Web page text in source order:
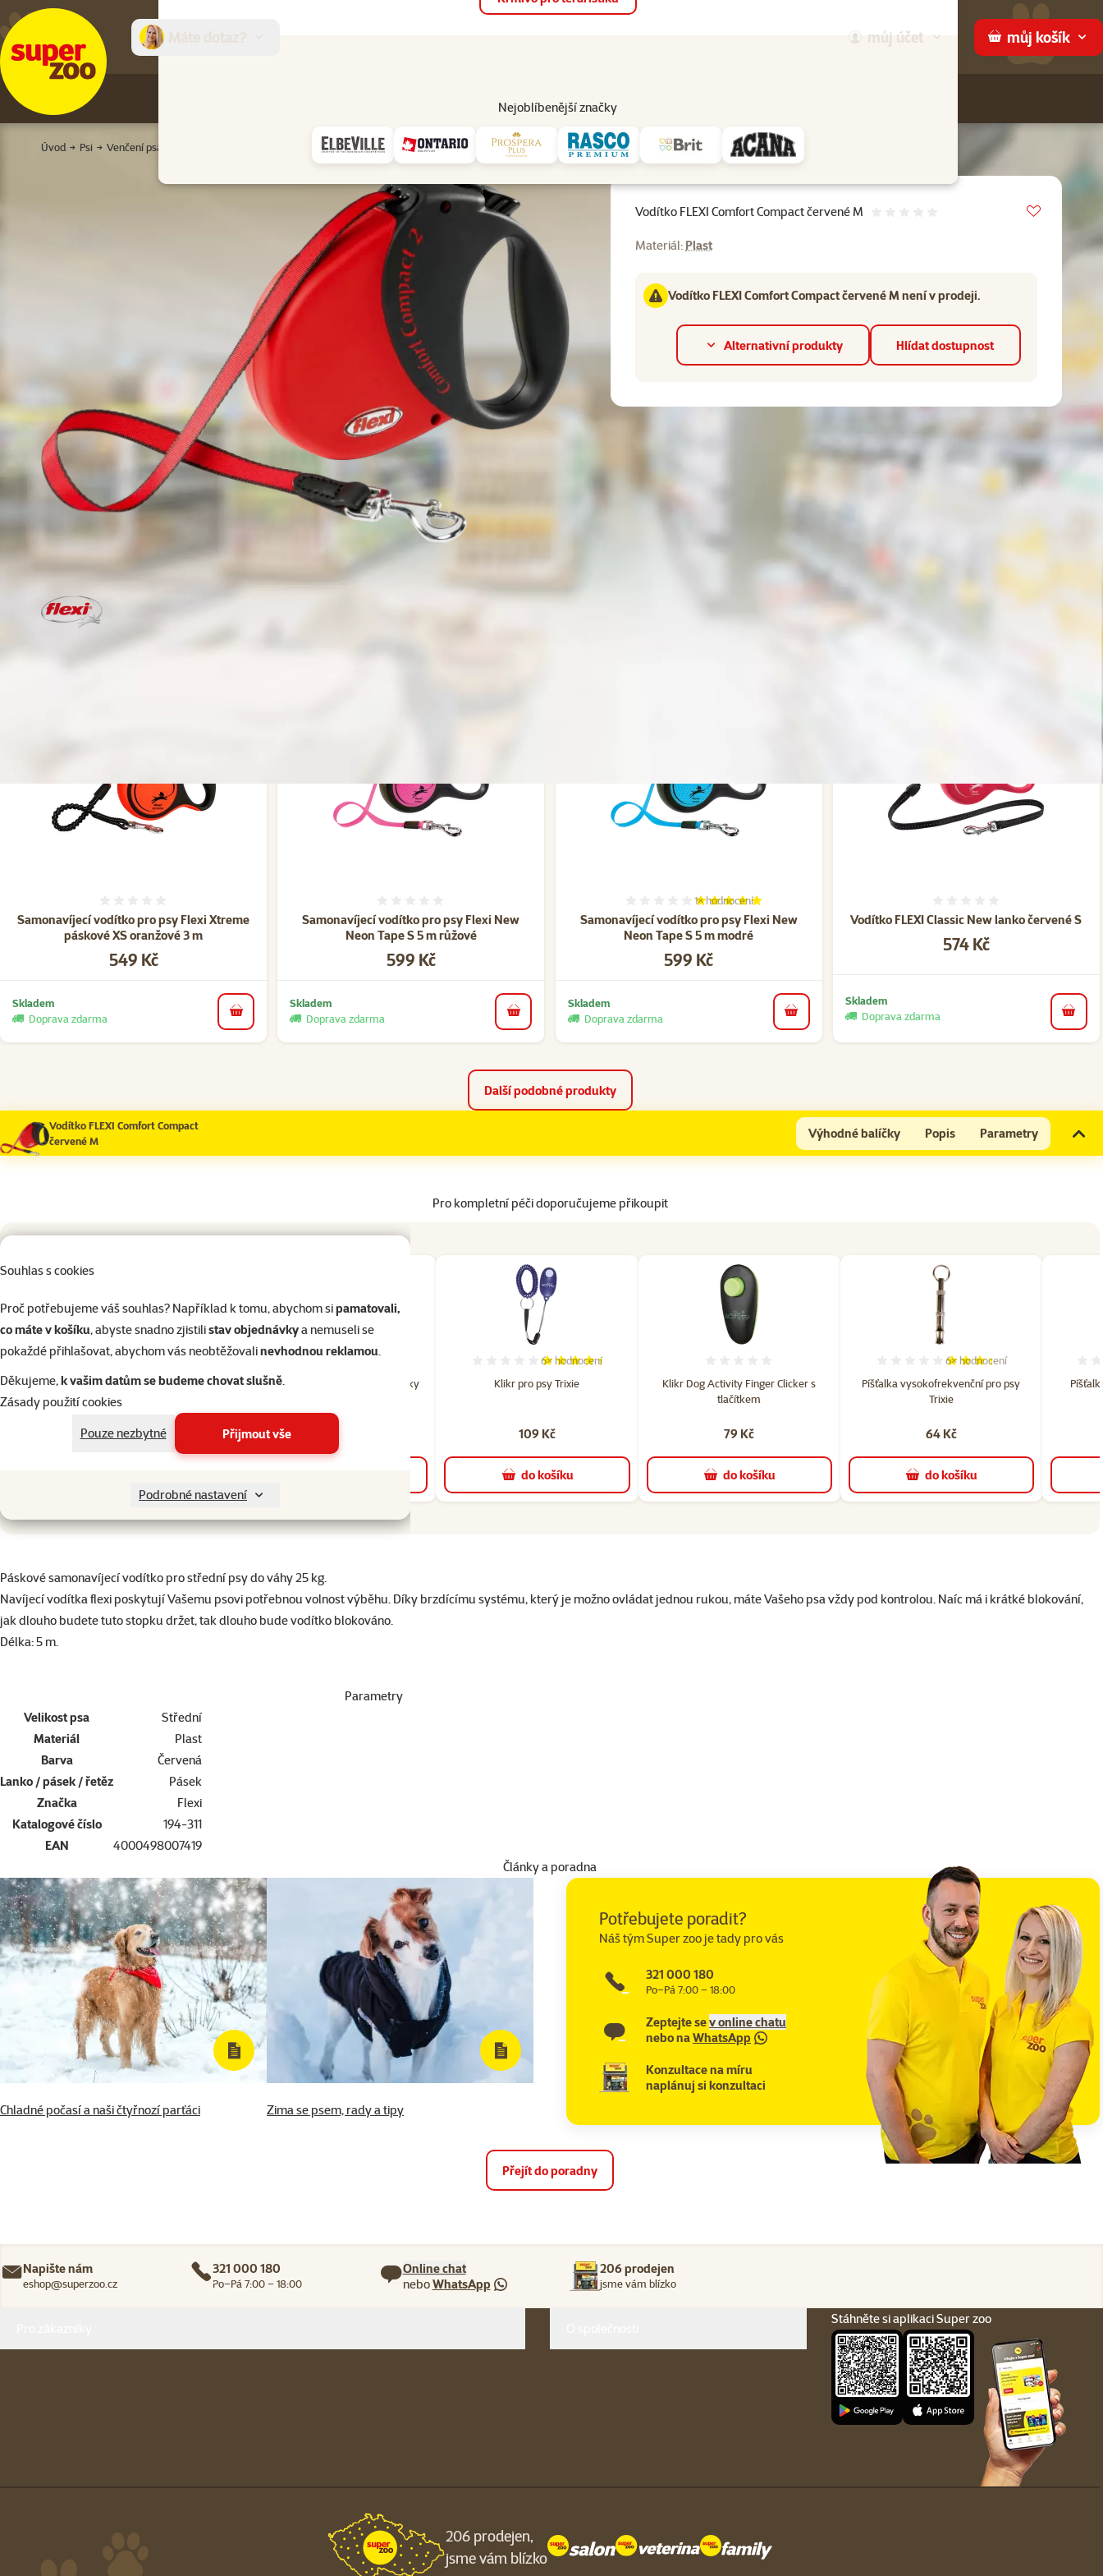
Souhlas s cookies
Proč potřebujeme váš souhlas? Například k tomu, abychom sipamatovali,
co máte v košíku, abyste snadno zjistilistav objednávkya nemuseli se
pokaždé přihlašovat, abychom vás neobtěžovalinevhodnou reklamou.
Děkujeme,k vašim datům se budeme chovat slušně.
Zásady použití cookies
Pouze nezbytné
Přijmout vše
Podrobné nastavení
můj účet můj košík
Nejoblíbenější značky
Prodejny Služby
Úvod Psi Venčení psa Samonavíjecí vodítka Vodítko FLEXI Comfort Compact červené M
Vodítko FLEXI Comfort Compact červené M
Materiál: Plast
Vodítko FLEXI Comfort Compact červené M není v prodeji.
Alternativní produkty Hlídat dostupnost
Samonavíjecí vodítko pro psy Flexi Xtreme
páskové XS oranžové 3 m
Cena
549 Kč
Skladem
Doprava zdarma
do košíku
Samonavíjecí vodítko pro psy Flexi New
Neon Tape S 5 m růžové
Cena
599 Kč
Skladem
Doprava zdarma
do košíku
Samonavíjecí vodítko pro psy Flexi New
Neon Tape S 5 m modré
Hodnocení 100%, počet hodnocení: 1
1×hodnocení
Cena
599 Kč
Skladem
Doprava zdarma
do košíku
Vodítko FLEXI Classic New lanko červené S
Cena
574 Kč
Skladem
Doprava zdarma
do
Další podobné produkty
Vodítko FLEXI Comfort Compact
červené M
Výhodné balíčky Popis Parametry
Pro kompletní péči doporučujeme přikoupit
Výcvik psa
Pochoutky pro psy
Sáčky na exkrementy
Cestovní potřeby pro psy
Trixie Housetrainer výcvikové kapky
Klikr pro psy Trixie
Hodnocení 87%, počet hodnocení: 6
6× hodnocení
109 Kč
do košíku
Klikr Dog Activity Finger Clicker s
tlačítkem
79 Kč
do košíku
Píšťalka vysokofrekvenční pro psy
Trixie
Hodnocení 67%, počet
6× hodnocení
64 Kč
do košíku
superzoo.product.detail.content
Páskové samonavíjecí vodítko pro střední psy do váhy 25 kg.
Navíjecí vodítka flexi poskytují Vašemu psovi potřebnou volnost výběhu. Díky brzdícímu systému, který je možno ovládat jednou rukou, máte Vašeho psa vždy pod kontrolou. Naíc má i krátké blokování,
jak dlouho budete tuto stopku držet, tak dlouho bude vodítko blokováno.
Délka: 5 m.
Parametry
Velikost psa
Střední
Materiál
Plast
Barva
Červená
Lanko / pásek / řetěz
Pásek
Značka
Flexi
Katalogové číslo
194-311
EAN
4000498007419
Články a poradna
Potřebujete poradit?
Náš tým Super zoo je tady pro vás
321 000 180
Po–Pá 7:00 – 18:00
Zeptejte sev online chatu
nebo naWhatsApp
Konzultace na míru
naplánuj si konzultaci
Chladné počasí a naši čtyřnozí parťáci
Zima se psem, rady a tipy
Přejít do poradny
Napište nám
eshop@superzoo.cz
321 000 180
Po–Pá 7:00 – 18:00
Online chat
neboWhatsApp
206 prodejen
jsme vám blízko
Stáhněte si aplikaci Super zoo
206 prodejen,
jsme vám blízko